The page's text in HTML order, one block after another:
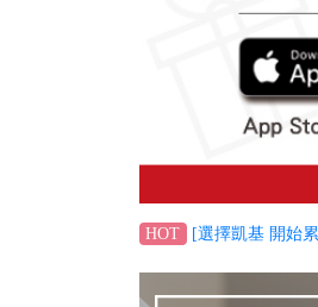
HOT [選擇凱基 開始